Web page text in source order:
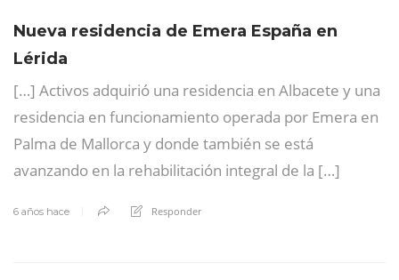
Nueva residencia de Emera España en
Lérida
[…] Activos adquirió una residencia en Albacete y una
residencia en funcionamiento operada por Emera en
Palma de Mallorca y donde también se está
avanzando en la rehabilitación integral de la […]
6 años hace Responder